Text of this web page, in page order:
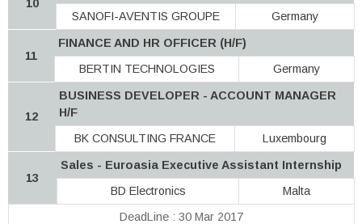
10
SANOFI-AVENTIS GROUPE
Germany
11
FINANCE AND HR OFFICER (H/F)
BERTIN TECHNOLOGIES
Germany
12
BUSINESS DEVELOPER - ACCOUNT MANAGER
H/F
BK CONSULTING FRANCE
Luxembourg
13
Sales - Euroasia Executive Assistant Internship
BD Electronics
Malta
DeadLine : 30 Mar 2017